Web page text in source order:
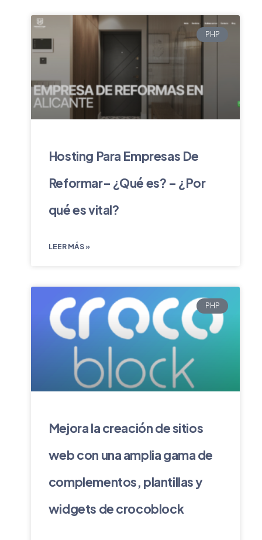
PHP
Hosting Para Empresas De
Reformar– ¿Qué es? – ¿Por
qué es vital?
LEER MÁS »
PHP
Mejora la creación de sitios
web con una amplia gama de
complementos, plantillas y
widgets de crocoblock